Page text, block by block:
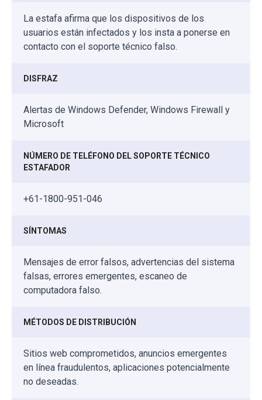
La estafa afirma que los dispositivos de los
usuarios están infectados y los insta a ponerse en
contacto con el soporte técnico falso.
DISFRAZ
Alertas de Windows Defender, Windows Firewall y
Microsoft
NÚMERO DE TELÉFONO DEL SOPORTE TÉCNICO
ESTAFADOR
+61-1800-951-046
SÍNTOMAS
Mensajes de error falsos, advertencias del sistema
falsas, errores emergentes, escaneo de
computadora falso.
MÉTODOS DE DISTRIBUCIÓN
Sitios web comprometidos, anuncios emergentes
en línea fraudulentos, aplicaciones potencialmente
no deseadas.